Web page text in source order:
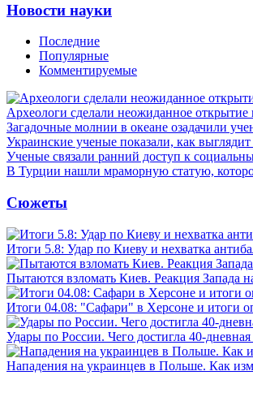
Новости науки
Последние
Популярные
Комментируемые
Археологи сделали неожиданное открытие
Загадочные молнии в океане озадачили
Украинские ученые показали, как
Ученые связали ранний доступ к
В Турции нашли мраморную статую,
Сюжеты
Итоги 5.8: Удар по Киеву и нехватка
Пытаются взломать Киев. Реакция Запада
Итоги 04.08: "Сафари" в Херсоне и итоги
Удары по России. Чего достигла 40-
Нападения на украинцев в Польше. Как